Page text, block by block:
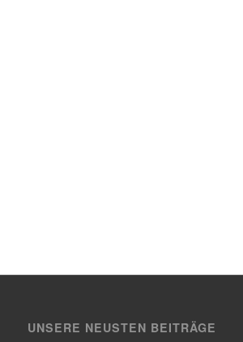
UNSERE NEUSTEN BEITRÄGE